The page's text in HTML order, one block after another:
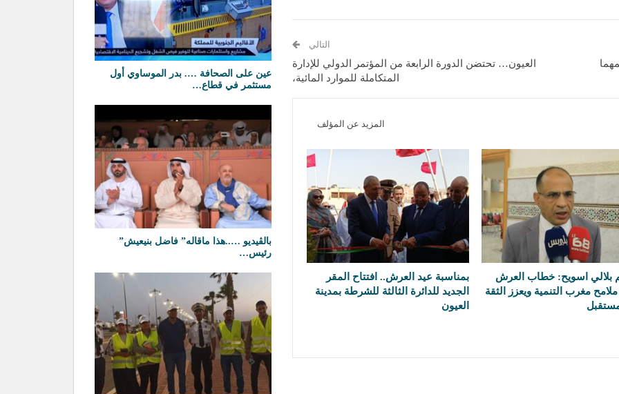
التالي
العيون… تحتضن الدورة الرابعة من المؤتمر الدولي للإدارة
المتكاملة للموارد المائية،
المزيد عن المؤلف
بلالي اسويح: خطاب العرش
مغرب التنمية ويعزز الثقة
بمناسبة عيد العرش.. افتتاح المقر
الجديد للدائرة الثالثة للشرطة بمدينة
العيون
عين على الصحافة …. بدر الموساوي أول
مستثمر في قطاع…
بالڤيديو …..هذا ماقاله” فاضل بنيعيش”
رئيس…